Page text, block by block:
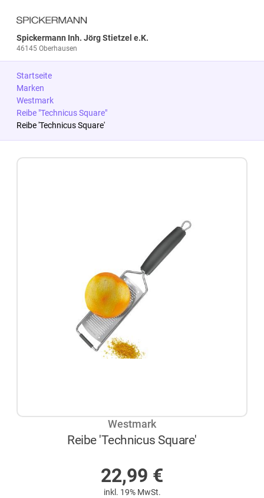
Spickermann Inh. Jörg Stietzel e.K.
46145 Oberhausen
Startseite
Marken
Westmark
Reibe "Technicus Square"
Reibe 'Technicus Square'
Westmark
Reibe 'Technicus Square'
22,99 €
inkl. 19% MwSt.